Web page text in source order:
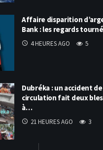
Affaire disparition
Bank : les regards
4 HEURES AGO 5
Dubréka : un accident
circulation fait deux
à…
21 HEURES AGO 3